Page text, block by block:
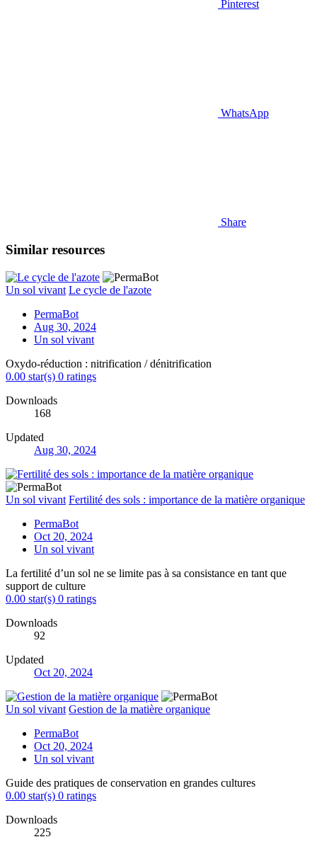
Pinterest
WhatsApp
Share
Similar resources
Un sol vivant Le cycle de l'azote
PermaBot
Aug 30, 2024
Un sol vivant
Oxydo-réduction : nitrification / dénitrification
0.00 star(s) 0 ratings
Downloads
168
Updated
Aug 30, 2024
Un sol vivant Fertilité des sols : importance de la matière organique
PermaBot
Oct 20, 2024
Un sol vivant
La fertilité d’un sol ne se limite pas à sa consistance en tant que
support de culture
0.00 star(s) 0 ratings
Downloads
92
Updated
Oct 20, 2024
Un sol vivant Gestion de la matière organique
PermaBot
Oct 20, 2024
Un sol vivant
Guide des pratiques de conservation en grandes cultures
0.00 star(s) 0 ratings
Downloads
225